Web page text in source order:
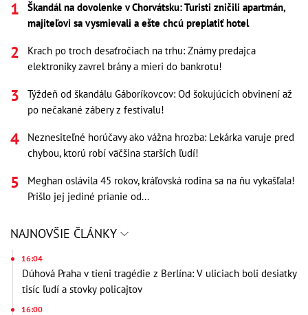
Škandál na dovolenke v Chorvátsku: Turisti zničili apartmán,
majiteľovi sa vysmievali a ešte chcú preplatiť hotel
Krach po troch desaťročiach na trhu: Známy predajca
elektroniky zavrel brány a mieri do bankrotu!
Týždeň od škandálu Gáboríkovcov: Od šokujúcich obvinení až
po nečakané zábery z festivalu!
Neznesiteľné horúčavy ako vážna hrozba: Lekárka varuje pred
chybou, ktorú robí väčšina starších ľudí!
Meghan oslávila 45 rokov, kráľovská rodina sa na ňu vykašľala!
Prišlo jej jediné prianie od...
NAJNOVŠIE ČLÁNKY
16:04
Dúhová Praha v tieni tragédie z Berlína: V uliciach boli desiatky
tisíc ľudí a stovky policajtov
16:00